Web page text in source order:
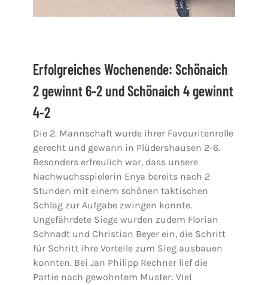
Erfolgreiches Wochenende: Schönaich
2 gewinnt 6-2 und Schönaich 4 gewinnt
4-2
Die 2. Mannschaft wurde ihrer Favouritenrolle
gerecht und gewann in Plüdershausen 2-6.
Besonders erfreulich war, dass unsere
Nachwuchsspielerin Enya bereits nach 2
Stunden mit einem schönen taktischen
Schlag zur Aufgabe zwingen konnte.
Ungefährdete Siege wurden zudem Florian
Schnadt und Christian Beyer ein, die Schritt
für Schritt ihre Vorteile zum Sieg ausbauen
konnten. Bei Jan Philipp Rechner lief die
Partie nach gewohntem Muster: Viel